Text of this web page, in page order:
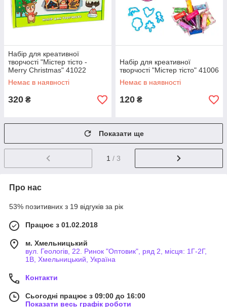
Набір для креативної
творчості "Містер тісто -
Merry Christmas" 41022
Немає в наявності
320 ₴
Набір для креативної
творчості "Містер тісто" 41006
Немає в наявності
120 ₴
Показати ще
1 / 3
Про нас
53% позитивних з 19 відгуків за рік
Працює з 01.02.2018
м. Хмельницький
вул. Геологів, 22. Ринок "Оптовик", ряд 2, місця: 1Г-2Г,
1В, Хмельницький, Україна
Контакти
Сьогодні працює з 09:00 до 16:00
Показати весь графік роботи